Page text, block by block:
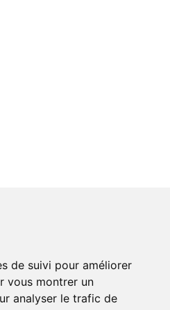
de suivi pour améliorer
vous montrer un
analyser le trafic de